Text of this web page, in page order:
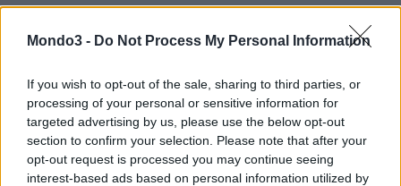
Mondo3 - Do Not Process My Personal Information
If you wish to opt-out of the sale, sharing to third parties, or
processing of your personal or sensitive information for
targeted advertising by us, please use the below opt-out
section to confirm your selection. Please note that after your
opt-out request is processed you may continue seeing
interest-based ads based on personal information utilized by
dati) ad elevate prestazioni, anche in luoghi caratterizzati da alta
densità di affollamento,
garantendo piena e pari copertura di
DAS, cablato in fibra e
già predisposto per lo standard 5G
costituito da una rete di antenne settoriali a basso impatto
elettromagnetico.
Secondo i dati tecnici aggregati raccolti da Cellnex Italia, durante